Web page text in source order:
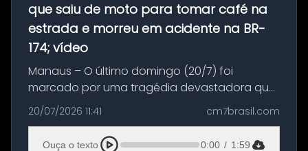
que saiu de moto para tomar café na
estrada e morreu em acidente na BR-
174; vídeo
Manaus – O último domingo (20/7) foi
marcado por uma tragédia devastadora que
resultou na morte precoce de dois jovens na
BR-174, na zona rural de Manaus. Um passeio
com destino a um típico café regio...
20/07/2026 11:41 cm7brasil.com
Ouça o texto 0:00 / 1:59